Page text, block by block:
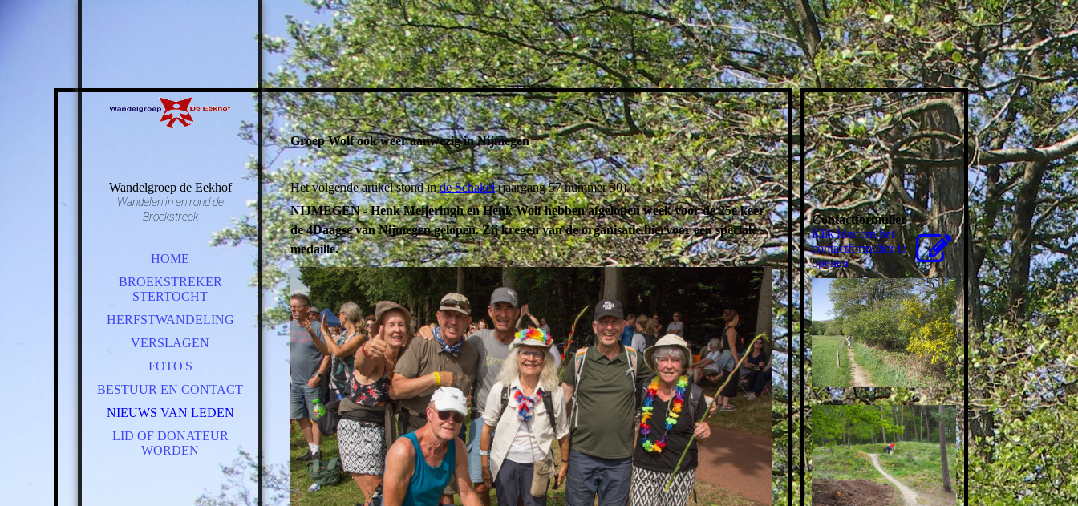
Wandelgroep de Eekhof
Wandelen in en rond de
Broekstreek
HOME
BROEKSTREKER
STERTOCHT
HERFSTWANDELING
VERSLAGEN
FOTO'S
BESTUUR EN CONTACT
NIEUWS VAN LEDEN
LID OF DONATEUR
WORDEN
Groep Wolf ook weer aanwezig in Nijmegen
Het volgende artikel stond inde Schakel(jaargang 57 nummer 30).
NIJMEGEN - Henk Meijeringh en Henk Wolf hebben afgelopen week voor de 25e keer
de 4Daagse van Nijmegen gelopen. Zij kregen van de organisatie hiervoor een speciale
medaille.
Contactformulier
Klik hier om het
contactformulier te
openen